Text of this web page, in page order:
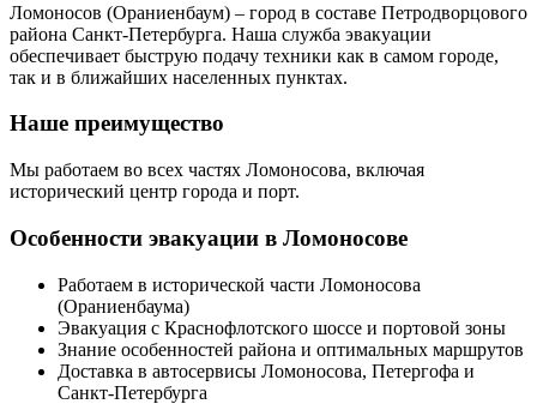
Ломоносов (Ораниенбаум) – город в составе Петродворцового
района Санкт-Петербурга. Наша служба эвакуации
обеспечивает быструю подачу техники как в самом городе,
так и в ближайших населенных пунктах.
Наше преимущество
Мы работаем во всех частях Ломоносова, включая
исторический центр города и порт.
Особенности эвакуации в Ломоносове
Работаем в исторической части Ломоносова
(Ораниенбаума)
Эвакуация с Краснофлотского шоссе и портовой зоны
Знание особенностей района и оптимальных маршрутов
Доставка в автосервисы Ломоносова, Петергофа и
Санкт-Петербурга